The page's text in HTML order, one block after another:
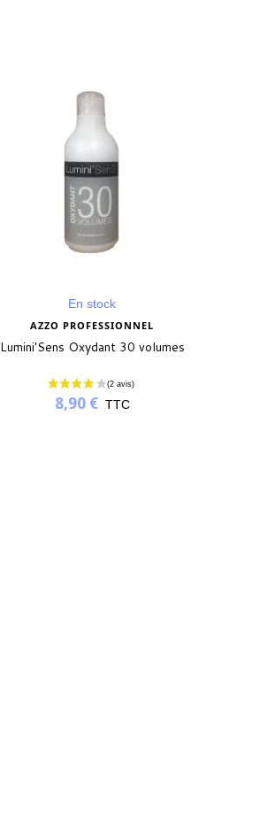
En stock
AZZO PROFESSIONNEL
Lumini'Sens Oxydant 30 volumes
8,90 € TTC